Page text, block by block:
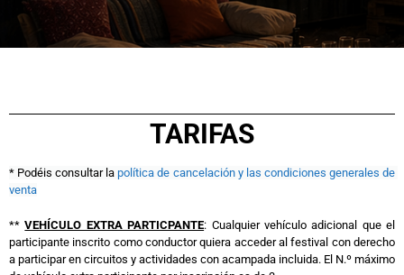
TARIFAS
* Podéis consultar la política de cancelación y las condiciones generales de
venta
**VEHÍCULO EXTRA PARTICPANTE: Cualquier vehículo adicional que el
participante inscrito como conductor quiera acceder al festival con derecho
a participar en circuitos y actividades con acampada incluida. El N.º máximo